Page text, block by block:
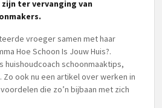
ter vervanging van
vroeger samen met haar
Hoe Schoon Is Jouw Huis?.
huishoudcoach schoonmaaktips,
ook nu een artikel over werken in
die zo’n bijbaan met zich